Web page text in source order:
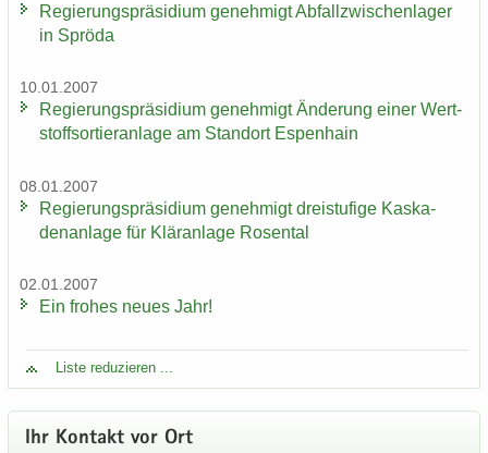
Re­gie­rungs­prä­si­di­um ge­neh­migt Ab­fall­zwi­schen­la­ger
in Sprö­da
10.01.2007
Re­gie­rungs­prä­si­di­um ge­neh­migt Än­de­rung einer Wert­
stoff­sor­tier­an­la­ge am Stand­ort Es­pen­hain
08.01.2007
Re­gie­rungs­prä­si­di­um ge­neh­migt drei­stu­fi­ge Kas­ka­
den­an­la­ge für Klär­an­la­ge Ro­sen­tal
02.01.2007
Ein fro­hes neues Jahr!
Liste re­du­zie­ren ...
Ihr Kon­takt vor Ort